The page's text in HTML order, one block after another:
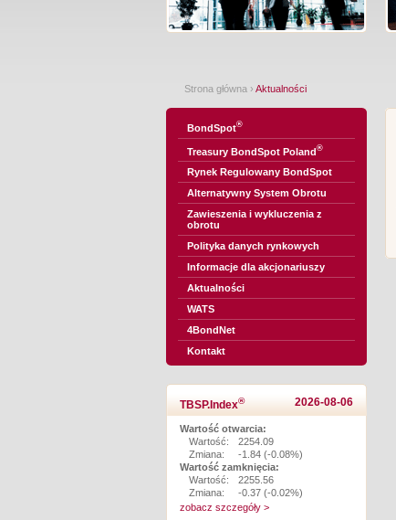
Strona główna › Aktualności
BondSpot®
Treasury BondSpot Poland®
Rynek Regulowany BondSpot
Alternatywny System Obrotu
Zawieszenia i wykluczenia z
obrotu
Polityka danych rynkowych
Informacje dla akcjonariuszy
Aktualności
WATS
4BondNet
Kontakt
TBSP.Index® 2026-08-06
Wartość otwarcia:
Wartość:
2254.09
Zmiana:
-1.84 (-0.08%)
Wartość zamknięcia:
Wartość:
2255.56
Zmiana:
-0.37 (-0.02%)
zobacz szczegóły >